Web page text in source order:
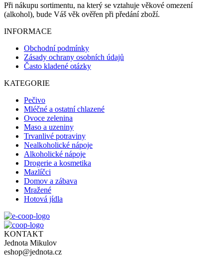
Při nákupu sortimentu, na který se vztahuje věkové omezení
(alkohol), bude Váš věk ověřen při předání zboží.
INFORMACE
Obchodní podmínky
Zásady ochrany osobních údajů
Často kladené otázky
KATEGORIE
Pečivo
Mléčné a ostatní chlazené
Ovoce zelenina
Maso a uzeniny
Trvanlivé potraviny
Nealkoholické nápoje
Alkoholické nápoje
Drogerie a kosmetika
Mazlíčci
Domov a zábava
Mražené
Hotová jídla
KONTAKT
Jednota Mikulov
eshop@jednota.cz